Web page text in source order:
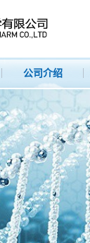
公司介绍